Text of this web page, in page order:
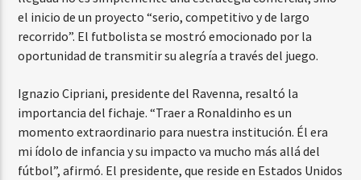
el inicio de un proyecto “serio, competitivo y de largo
recorrido”. El futbolista se mostró emocionado por la
oportunidad de transmitir su alegría a través del juego.
Ignazio Cipriani, presidente del Ravenna, resaltó la
importancia del fichaje. “Traer a Ronaldinho es un
momento extraordinario para nuestra institución. Él era
mi ídolo de infancia y su impacto va mucho más allá del
fútbol”, afirmó. El presidente, que reside en Estados Unidos